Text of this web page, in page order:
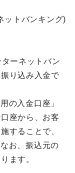
ットバンキング)
ーネットバン
り込み入金で
の入金口座」
座から、お客
することで、
お、振込元の
ます。